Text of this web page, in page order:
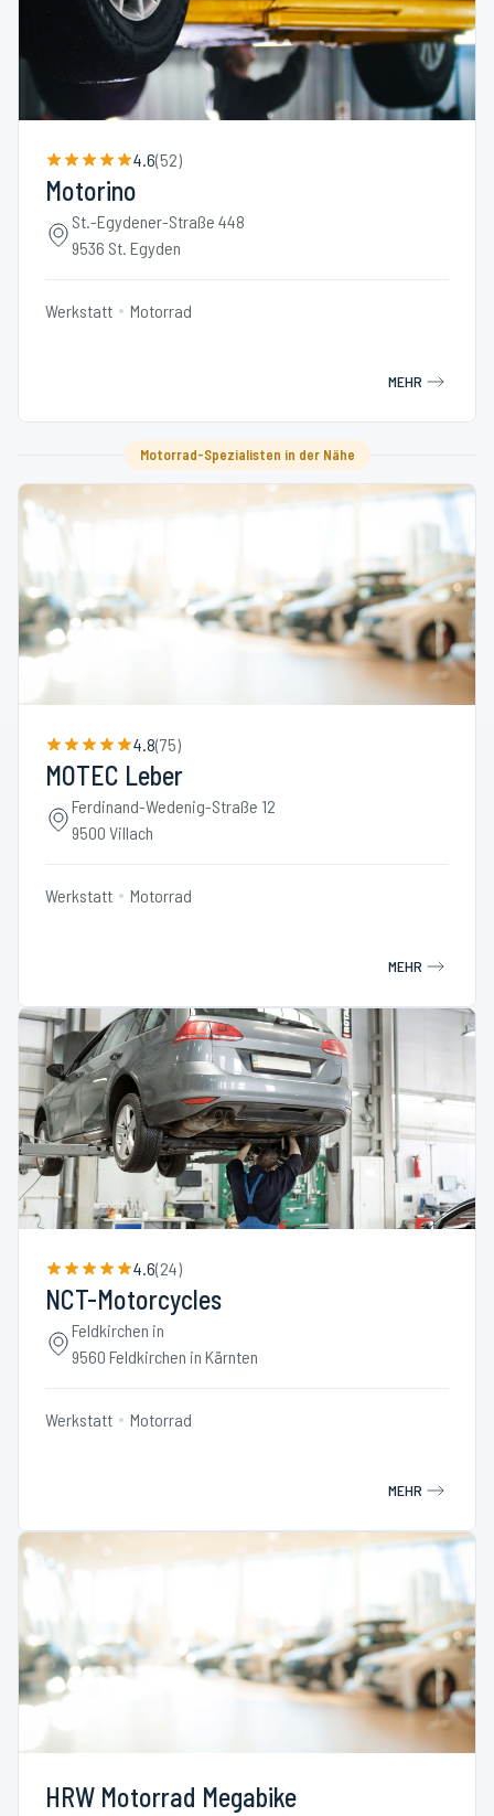
4.6(52)
Motorino
St.-Egydener-Straße 448
9536 St. Egyden
Werkstatt Motorrad
MEHR
Motorrad-Spezialisten in der Nähe
4.8(75)
MOTEC Leber
Ferdinand-Wedenig-Straße 12
9500 Villach
Werkstatt Motorrad
MEHR
4.6(24)
NCT-Motorcycles
Feldkirchen in
9560 Feldkirchen in Kärnten
Werkstatt Motorrad
MEHR
HRW Motorrad Megabike